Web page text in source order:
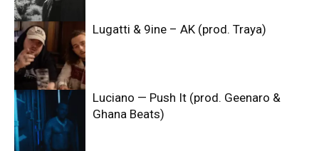
Lugatti & 9ine – AK (prod. Traya)
Luciano — Push It (prod. Geenaro &
Ghana Beats)